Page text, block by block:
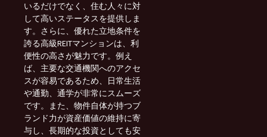
いるだけでなく、住む人々に対
して高いステータスを提供しま
す。さらに、優れた立地条件を
誇る高級REITマンションは、利
便性の高さが魅力です。例え
ば、主要な交通機関へのアクセ
スが容易であるため、日常生活
や通勤、通学が非常にスムーズ
です。また、物件自体が持つブ
ランド力が資産価値の維持に寄
与し、長期的な投資としても安